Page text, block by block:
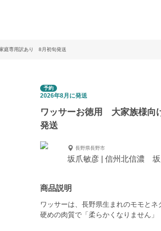
専用訳あり 8月初旬発送
予約
2026年8月に発送
ワッサーお徳用 大家族様
発送
長野県長野市
坂爪敏彦 | 信州北信濃 坂
商品説明
ワッサーは、長野県生まれのモモとネ
硬めの肉質で「柔らかくなりません」